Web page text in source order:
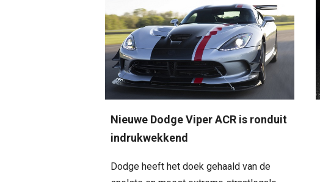
Nieuwe Dodge Viper ACR is ronduit
indrukwekkend
Dodge heeft het doek gehaald van de